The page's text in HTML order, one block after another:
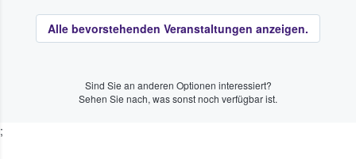
Alle bevorstehenden Veranstaltungen anzeigen.
Sind Sie an anderen Optionen interessiert?
Sehen Sie nach, was sonst noch verfügbar ist.
;